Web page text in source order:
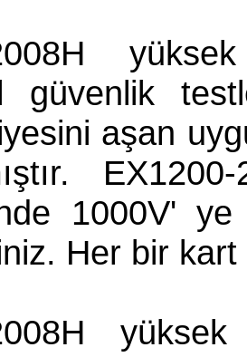
güvenlik
aşan
1000V'
Her bir kart